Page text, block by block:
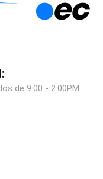
de 9:00 - 2:00PM